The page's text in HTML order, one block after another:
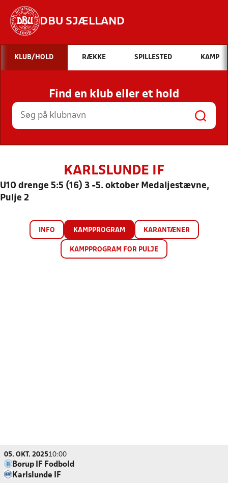
DBU SJÆLLAND
Hvad vil du søge efter?
INDHOLD OG NYHEDER
STILLINGER, RESULTATER, KLUBBER OG
HOLD
KLUB/HOLD RÆKKE SPILLESTED KAMP
Find en klub eller et hold
KARLSLUNDE IF
U10 drenge 5:5 (16) 3 -5. oktober Medaljestævne,
Pulje 2
INFO KAMPPROGRAM KARANTÆNER
KAMPPROGRAM FOR PULJE
05. OKT. 202510:00
Borup IF Fodbold
Karlslunde IF